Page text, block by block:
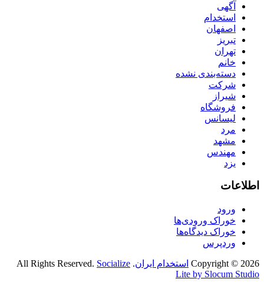
آگهی
استخدام
اصفهان
تبریز
تهران
خانم
دسته‌بندی نشده
شرکت
شیراز
فروشگاه
لیسانس
مرد
مشهد
مهندس
یزد
اطلاعات
ورود
خوراک ورودی‌ها
خوراک دیدگاه‌ها
وردپرس
Copyright © 2026 استخدام ایران. All Rights Reserved.
Socialize
Lite by Slocum Studio